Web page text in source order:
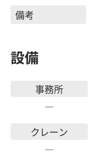
備考
設備
事務所
―
クレーン
―